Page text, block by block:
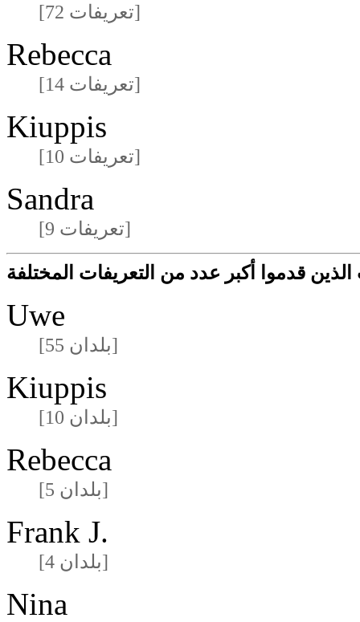
[72 تعريفات]
Rebecca
[14 تعريفات]
Kiuppis
[10 تعريفات]
Sandra
[9 تعريفات]
قدموا أكبر عدد من التعريفات المختلفة
Uwe
[55 بلدان]
Kiuppis
[10 بلدان]
Rebecca
[5 بلدان]
Frank J.
[4 بلدان]
Nina